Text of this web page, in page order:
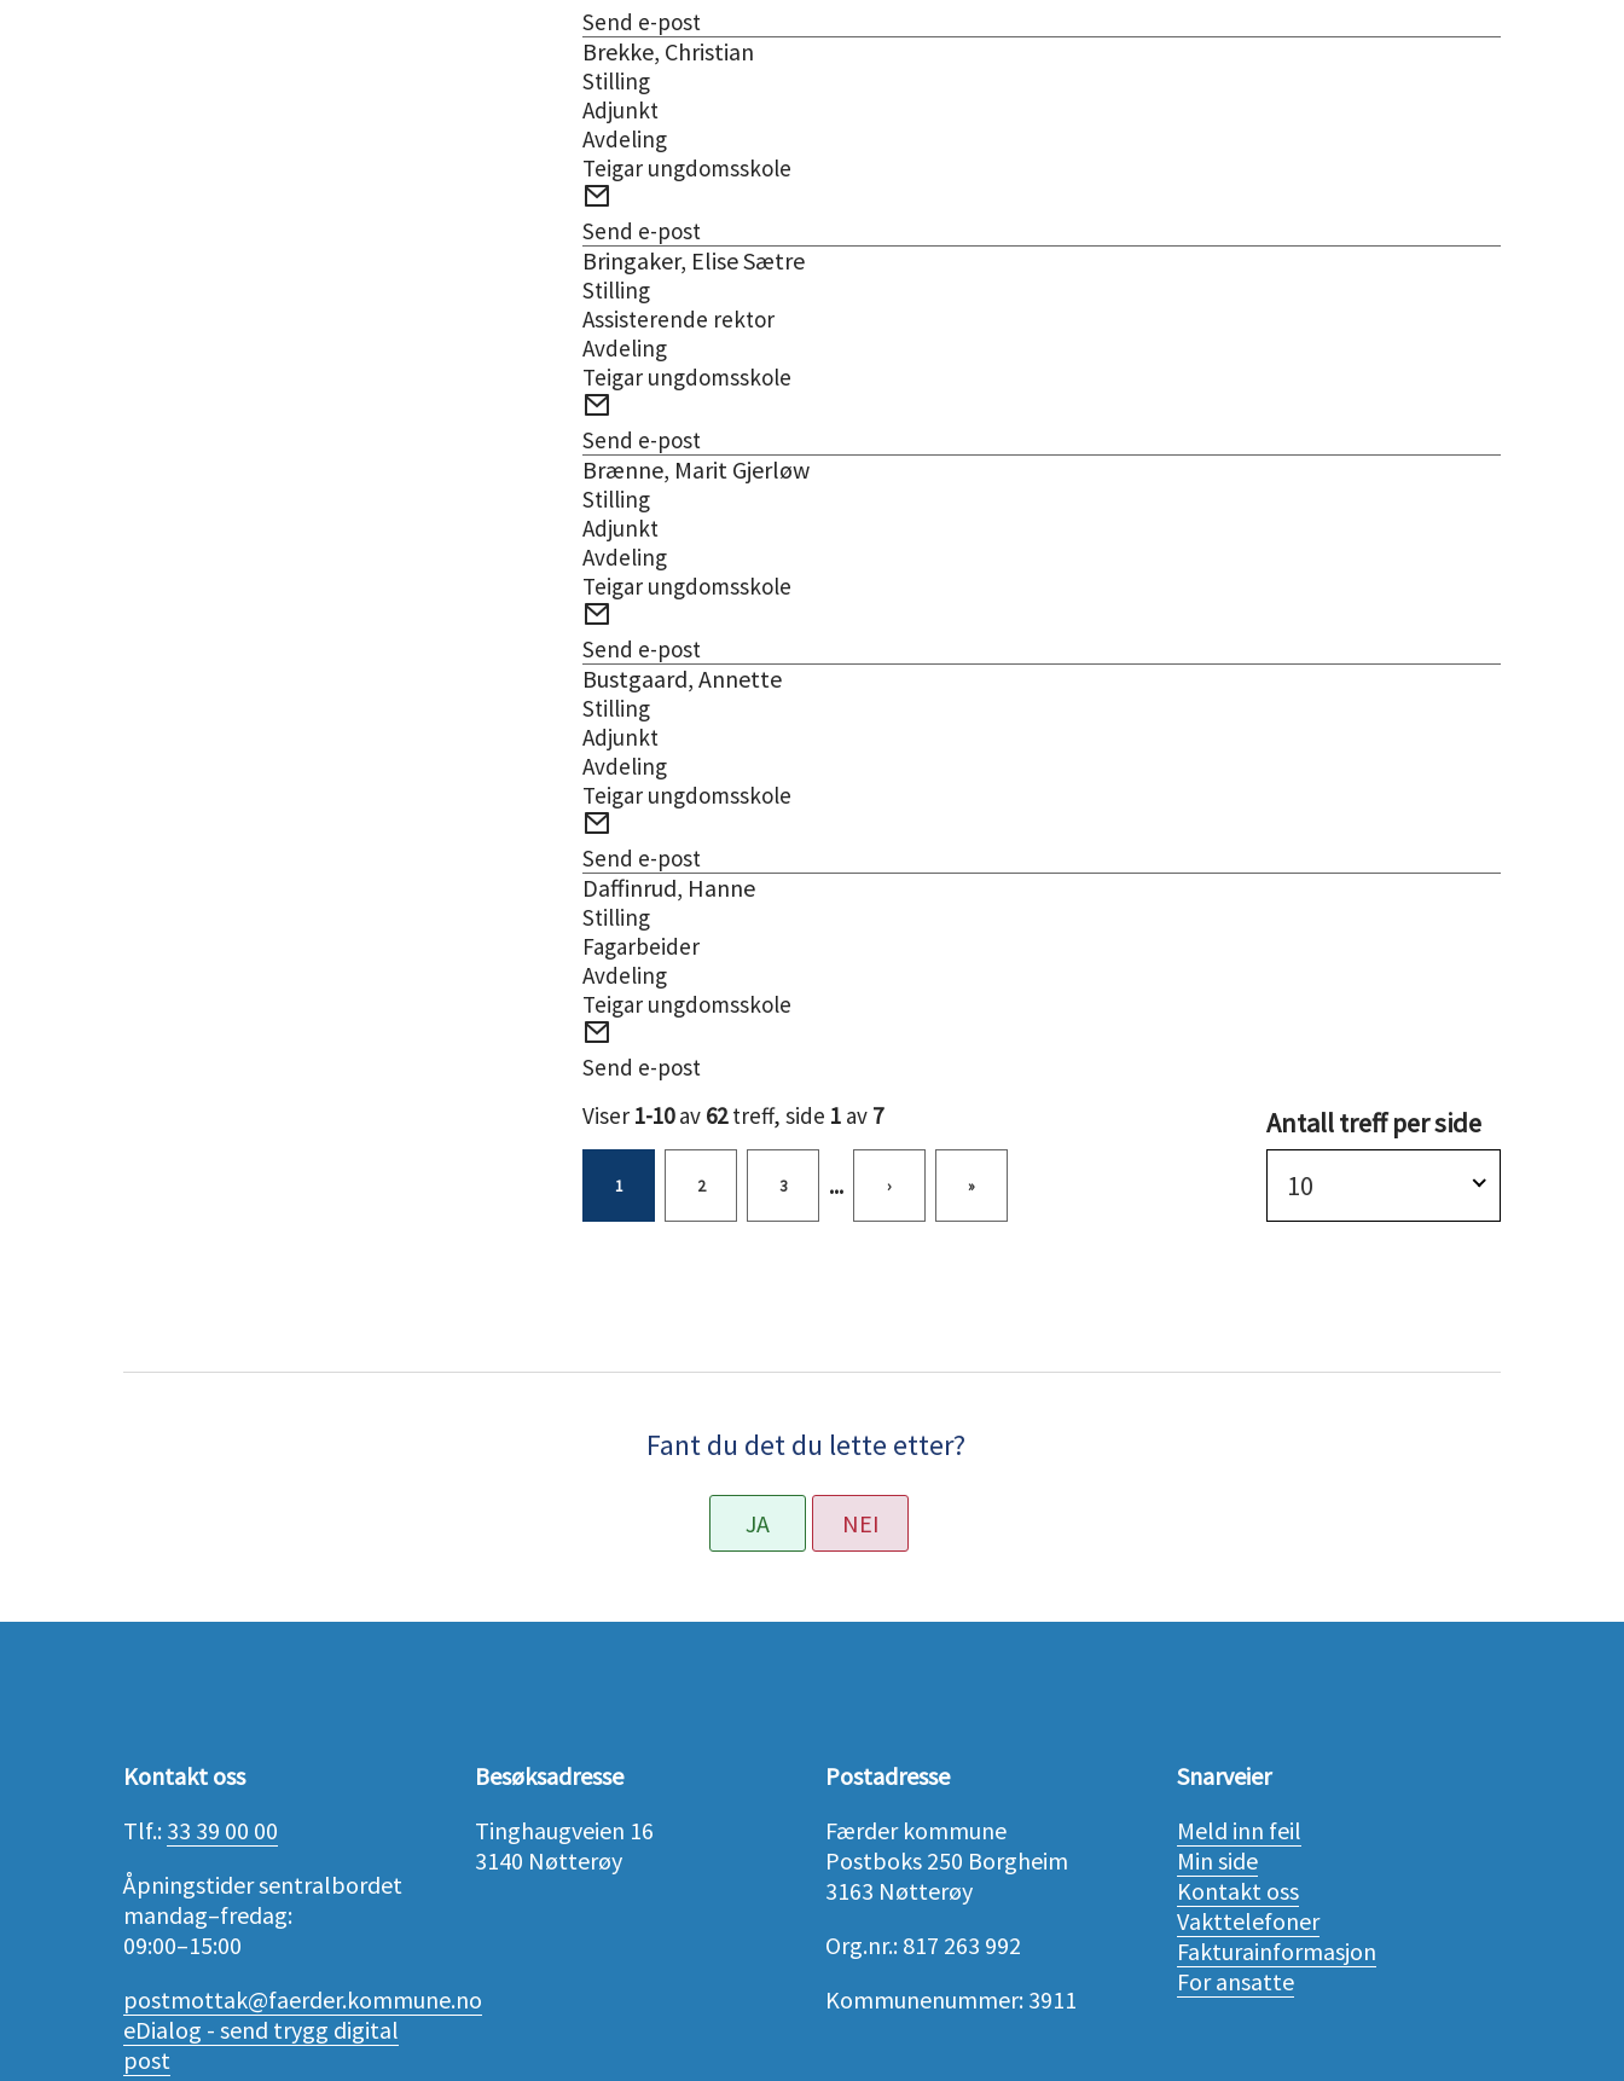
post
Send e-post
Brekke, Christian
Stilling
Adjunkt
Avdeling
Teigar ungdomsskole
post
Send e-post
Bringaker, Elise Sætre
Stilling
Assisterende rektor
Avdeling
Teigar ungdomsskole
post
Send e-post
Brænne, Marit Gjerløw
Stilling
Adjunkt
Avdeling
Teigar ungdomsskole
post
Send e-post
Bustgaard, Annette
Stilling
Adjunkt
Avdeling
Teigar ungdomsskole
post
Send e-post
Daffinrud, Hanne
Stilling
Fagarbeider
Avdeling
Teigar ungdomsskole
post
Send e-post
Viser 1-10av 62treff, side 1 av 7
1 2 3 ... › »
Antall treff per side
10
Fant du det du lette etter?
JA NEI
Kontakt oss
Tlf.: 33 39 00 00
Åpningstider sentralbordet
mandag–fredag:
09:00–15:00
postmottak@faerder.kommune.no
eDialog - send trygg digital
post
Besøksadresse
Tinghaugveien 16
3140 Nøtterøy
Postadresse
Færder kommune
Postboks 250 Borgheim
3163 Nøtterøy
Org.nr.: 817 263 992
Kommunenummer: 3911
Snarveier
Meld inn feil
Min side
Kontakt oss
Vakttelefoner
Fakturainformasjon
For ansatte